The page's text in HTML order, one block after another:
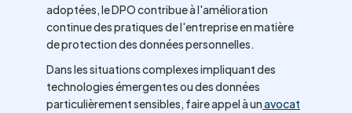
adoptées, le DPO contribue à l'amélioration
continue des pratiques de l'entreprise en matière
de protection des données personnelles.
Dans les situations complexes impliquant des
technologies émergentes ou des données
particulièrement sensibles, faire appel à unavocat